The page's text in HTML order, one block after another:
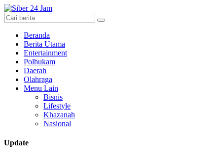
Beranda
Berita Utama
Entertainment
Polhukam
Daerah
Olahraga
Menu Lain
Bisnis
Lifestyle
Khazanah
Nasional
Update